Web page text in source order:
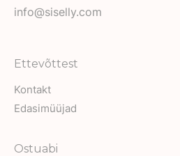
on
page
info@siselly.com
Ettevõttest
Kontakt
Edasimüüjad
Ostuabi